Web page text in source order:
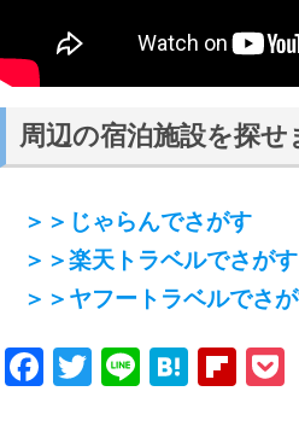
周辺の宿泊施設を探せ
＞＞じゃらんでさがす
＞＞楽天トラベルでさがす
＞＞ヤフートラベルでさ
Facebook
Twitter
LineHatena